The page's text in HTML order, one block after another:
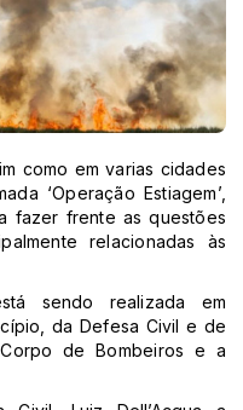
como em varias cidades
‘Operação Estiagem’,
fazer frente as questões
relacionadas às
sendo realizada em
da Defesa Civil e de
de Bombeiros e a